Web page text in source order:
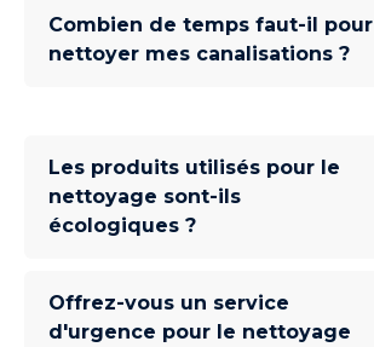
Combien de temps faut-il pour
nettoyer mes canalisations ?
Les produits utilisés pour le
nettoyage sont-ils
écologiques ?
Offrez-vous un service
d'urgence pour le nettoyage